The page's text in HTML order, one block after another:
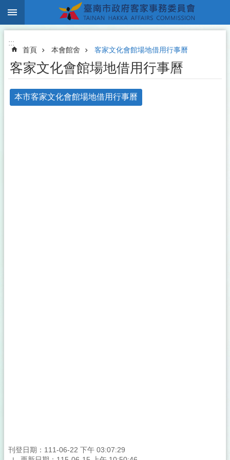
跳到主要內容區塊
:::
首頁 本會館舍 客家文化會館場地借用行事曆
客家文化會館場地借用行事曆
本市客家文化會館場地借用行事曆
刊登日期：111-06-22 下午 03:07:29